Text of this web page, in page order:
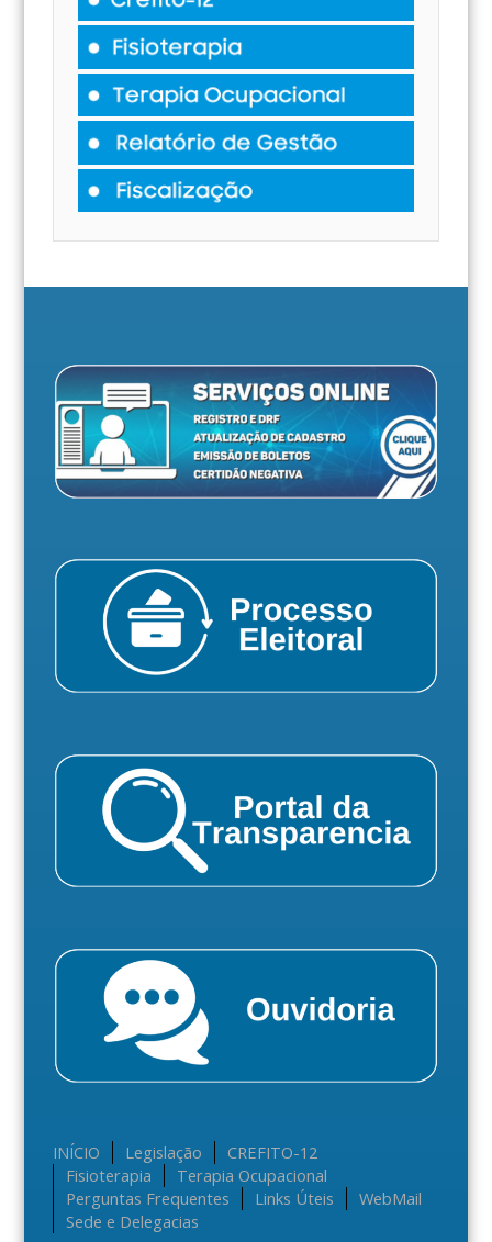
INÍCIO Legislação
CREFITO-12
Fisioterapia
Terapia Ocupacional
Perguntas Frequentes
Links Úteis
WebMail
Sede e Delegacias